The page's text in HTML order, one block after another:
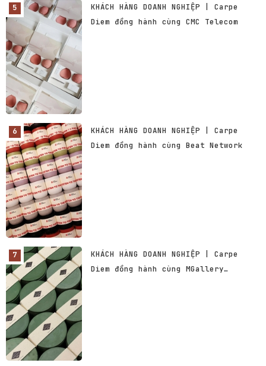
KHÁCH HÀNG DOANH NGHIỆP | Carpe
Diem đồng hành cùng CMC Telecom
KHÁCH HÀNG DOANH NGHIỆP | Carpe
Diem đồng hành cùng Beat Network
KHÁCH HÀNG DOANH NGHIỆP | Carpe
Diem đồng hành cùng MGallery